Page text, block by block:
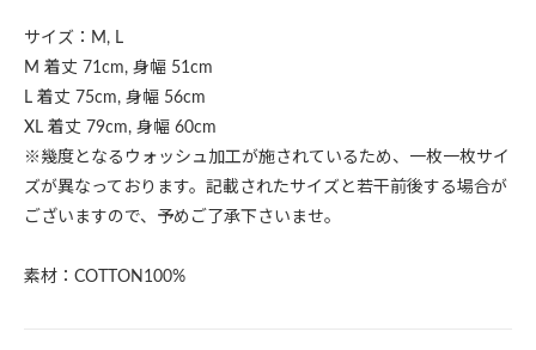
サイズ：M, L
M 着丈 71cm, 身幅 51cm
L 着丈 75cm, 身幅 56cm
XL 着丈 79cm, 身幅 60cm
※幾度となるウォッシュ加工が施されているため、一枚一枚サイ
ズが異なっております。記載されたサイズと若干前後する場合が
ございますので、予めご了承下さいませ。
素材：COTTON100%